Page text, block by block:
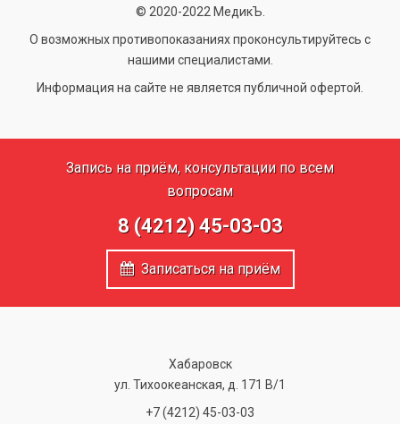
© 2020-2022 МедикЪ.
О возможных противопоказаниях проконсультируйтесь с
нашими специалистами.
Информация на сайте не является публичной офертой.
Запись на приём, консультации по всем
вопросам
8 (4212) 45-03-03
Записаться на приём
Хабаровск
ул. Тихоокеанская, д. 171 В/1
+7 (4212) 45-03-03